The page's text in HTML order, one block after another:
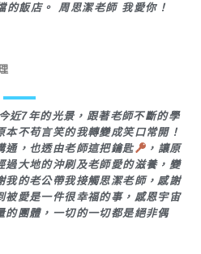
的飯店。 周思潔老師 我愛你！
近7年的光景，跟著老師不斷的學
不苟言笑的我轉變成笑口常開！
通，也透由老師這把鑰匙
，讓原
過大地的沖刷及老師愛的滋養，變
我的老公帶我接觸思潔老師，感謝
被愛是一件很幸福的事，感恩宇宙
的團體，一切的一切都是絕非偶